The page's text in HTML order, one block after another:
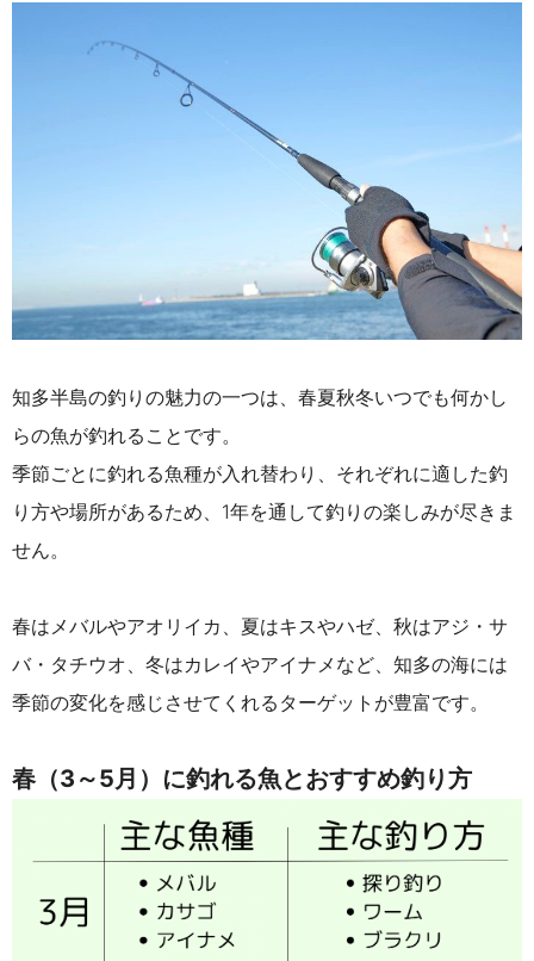
知多半島の釣りの魅力の一つは、春夏秋冬いつでも何かし
らの魚が釣れることです。
季節ごとに釣れる魚種が入れ替わり、それぞれに適した釣
り方や場所があるため、1年を通して釣りの楽しみが尽きま
せん。
春はメバルやアオリイカ、夏はキスやハゼ、秋はアジ・サ
バ・タチウオ、冬はカレイやアイナメなど、知多の海には
季節の変化を感じさせてくれるターゲットが豊富です。
春（3～5月）に釣れる魚とおすすめ釣り方